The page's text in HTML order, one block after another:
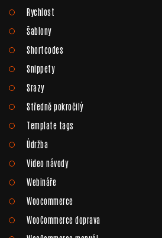
Rychlost
Šablony
Shortcodes
Snippety
Srazy
Středně pokročilý
Template tags
Údržba
Video návody
Webináře
Woocommerce
WooCommerce doprava